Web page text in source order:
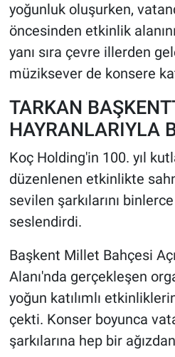
yoğunluk oluşurken,
öncesinden etkinlik
yanı sıra çevre illerden
müziksever de konsere
TARKAN
HAYRANLARIYLA
Koç Holding'in 100. yıl
düzenlenen etkinlikte
sevilen şarkılarını
seslendirdi.
Başkent Millet Bahçesi
Alanı'nda gerçekleşen
yoğun katılımlı
çekti. Konser boyunca
şarkılarına hep bir
Bilim, Teknoloji